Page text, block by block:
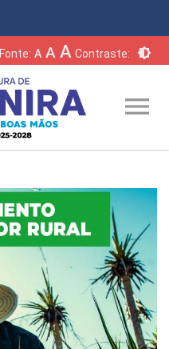
Fonte: A A A Contraste: brightness_6
menu